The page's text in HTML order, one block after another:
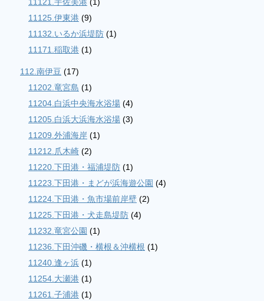
11125.伊東港 (9)
11132.いるか浜堤防 (1)
11171.稲取港 (1)
112.南伊豆 (17)
11202.竜宮島 (1)
11204.白浜中央海水浴場 (4)
11205.白浜大浜海水浴場 (3)
11209.外浦海岸 (1)
11212.爪木崎 (2)
11220.下田港・福浦堤防 (1)
11223.下田港・まどが浜海遊公園 (4)
11224.下田港・魚市場前岸壁 (2)
11225.下田港・犬走島堤防 (4)
11232.竜宮公園 (1)
11236.下田沖磯・横根＆沖横根 (1)
11240.逢ヶ浜 (1)
11254.大瀬港 (1)
11261.子浦港 (1)